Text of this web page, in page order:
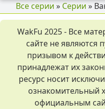
Все серии » Серии »
WakFu 2025 - Все
сайте не являются
призывом к
принадлежат их
ресурс носит
ознакомительный
официальным